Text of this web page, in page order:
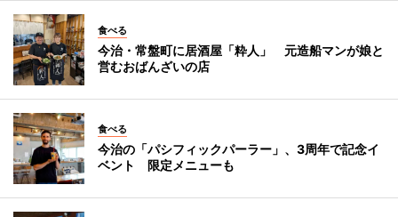
食べる
今治・常盤町に居酒屋「粋人」 元造船マンが娘と
営むおばんざいの店
食べる
今治の「パシフィックパーラー」、3周年で記念イ
ベント 限定メニューも